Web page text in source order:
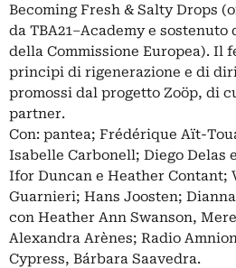
Becoming Fresh & Salty Drops
da TBA21–Academy e sostenuto
della Commissione Europea). Il
principi di rigenerazione e di
promossi dal progetto Zoöp, di
partner.
Con: pantea; Frédérique Aït-
Isabelle Carbonell; Diego Delas
Ifor Duncan e Heather Contant;
Guarnieri; Hans Joosten;
con Heather Ann Swanson,
Alexandra Arènes; Radio
Cypress, Bárbara Saavedra.